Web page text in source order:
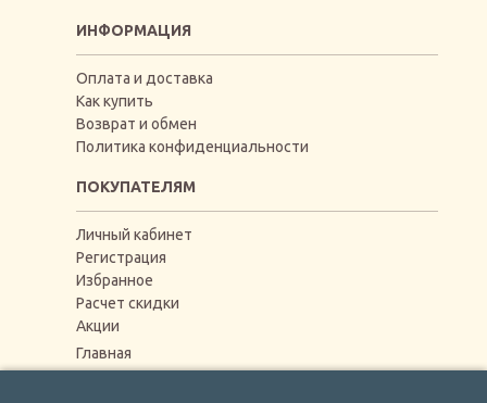
ИНФОРМАЦИЯ
Оплата и доставка
Как купить
Возврат и обмен
Политика конфиденциальности
ПОКУПАТЕЛЯМ
Личный кабинет
Регистрация
Избранное
Расчет скидки
Акции
Главная